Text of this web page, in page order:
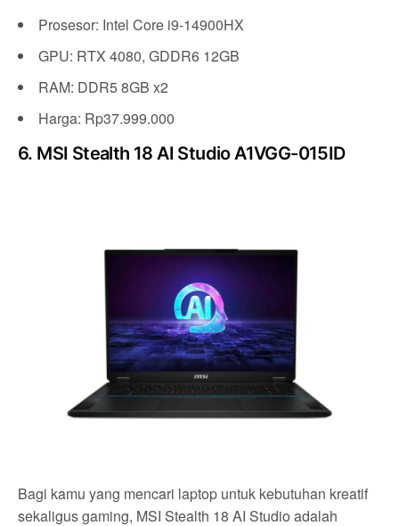
Prosesor: Intel Core i9-14900HX
GPU: RTX 4080, GDDR6 12GB
RAM: DDR5 8GB x2
Harga: Rp37.999.000
6. MSI Stealth 18 AI Studio A1VGG-015ID
Bagi kamu yang mencari laptop untuk kebutuhan kreatif
sekaligus gaming, MSI Stealth 18 AI Studio adalah